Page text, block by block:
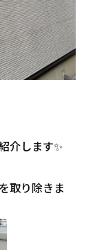
介します✨
取り除きま